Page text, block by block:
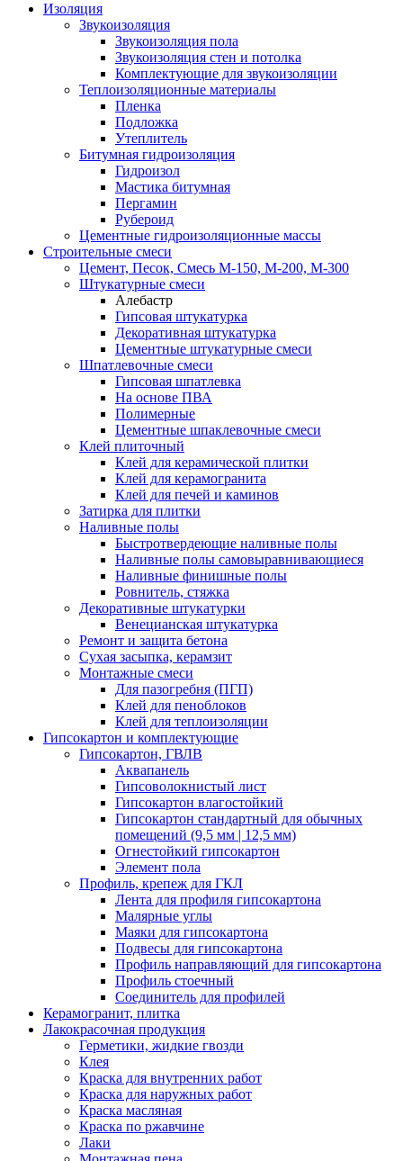
Изоляция
Звукоизоляция
Звукоизоляция пола
Звукоизоляция стен и потолка
Комплектующие для звукоизоляции
Теплоизоляционные материалы
Пленка
Подложка
Утеплитель
Битумная гидроизоляция
Гидроизол
Мастика битумная
Пергамин
Рубероид
Цементные гидроизоляционные массы
Строительные смеси
Цемент, Песок, Смесь М-150, М-200, М-300
Штукатурные смеси
Алебастр
Гипсовая штукатурка
Декоративная штукатурка
Цементные штукатурные смеси
Шпатлевочные смеси
Гипсовая шпатлевка
На основе ПВА
Полимерные
Цементные шпаклевочные смеси
Клей плиточный
Клей для керамической плитки
Клей для керамогранита
Клей для печей и каминов
Затирка для плитки
Наливные полы
Быстротвердеющие наливные полы
Наливные полы самовыравнивающиеся
Наливные финишные полы
Ровнитель, стяжка
Декоративные штукатурки
Венецианская штукатурка
Ремонт и защита бетона
Сухая засыпка, керамзит
Монтажные смеси
Для пазогребня (ПГП)
Клей для пеноблоков
Клей для теплоизоляции
Гипсокартон и комплектующие
Гипсокартон, ГВЛВ
Аквапанель
Гипсоволокнистый лист
Гипсокартон влагостойкий
Гипсокартон стандартный для обычных
помещений (9,5 мм | 12,5 мм)
Огнестойкий гипсокартон
Элемент пола
Профиль, крепеж для ГКЛ
Лента для профиля гипсокартона
Малярные углы
Маяки для гипсокартона
Подвесы для гипсокартона
Профиль направляющий для гипсокартона
Профиль стоечный
Соединитель для профилей
Керамогранит, плитка
Лакокрасочная продукция
Герметики, жидкие гвозди
Клея
Краска для внутренних работ
Краска для наружных работ
Краска масляная
Краска по ржавчине
Лаки